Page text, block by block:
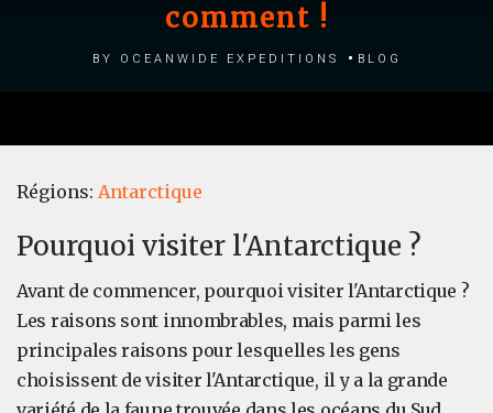
comment !
by Oceanwide Expeditions Blog
Régions: Antarctique
Pourquoi visiter l'Antarctique ?
Avant de commencer, pourquoi visiter l'Antarctique ?
Les raisons sont innombrables, mais parmi les
principales raisons pour lesquelles les gens
choisissent de visiter l'Antarctique, il y a la grande